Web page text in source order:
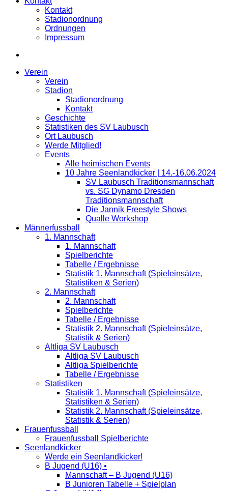
Kontakt
Stadionordnung
Ordnungen
Impressum
Verein
Verein
Stadion
Stadionordnung
Kontakt
Geschichte
Statistiken des SV Laubusch
Ort Laubusch
Werde Mitglied!
Events
Alle heimischen Events
10 Jahre Seenlandkicker | 14.-16.06.2024
SV Laubusch Traditionsmannschaft
vs. SG Dynamo Dresden
Traditionsmannschaft
Die Jannik Freestyle Shows
Qualle Workshop
Männerfussball
1. Mannschaft
1. Mannschaft
Spielberichte
Tabelle / Ergebnisse
Statistik 1. Mannschaft (Spieleinsätze,
Statistiken & Serien)
2. Mannschaft
2. Mannschaft
Spielberichte
Tabelle / Ergebnisse
Statistik 2. Mannschaft (Spieleinsätze,
Statistik & Serien)
Altliga SV Laubusch
Altliga SV Laubusch
Altliga Spielberichte
Tabelle / Ergebnisse
Statistiken
Statistik 1. Mannschaft (Spieleinsätze,
Statistiken & Serien)
Statistik 2. Mannschaft (Spieleinsätze,
Statistik & Serien)
Frauenfussball
Frauenfussball Spielberichte
Seenlandkicker
Werde ein Seenlandkicker!
B Jugend (U16) •
Mannschaft – B Jugend (U16)
B Junioren Tabelle + Spielplan